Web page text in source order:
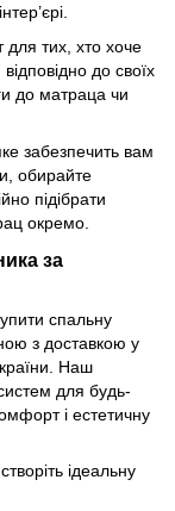
тих, хто хоче
до своїх
до матраца чи
забезпечить вам
обирайте
підібрати
окремо.
за
спальну
з доставкою у
Наш
для будь-
і естетичну
ідеальну